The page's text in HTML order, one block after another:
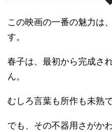
この映画の一番の魅力は
す。
春子は、最初から完成さ
ん。
むしろ言葉も所作も未熟
でも、その不器用さがか